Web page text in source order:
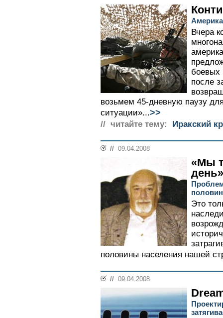
Вчера
боевых
после
возьмем 45-дневную паузу
ситуации»...>>
// читайте тему: Иракский
// 09.04.2008
«Мы
день»
Это
половины населения нашей
// 09.04.2008